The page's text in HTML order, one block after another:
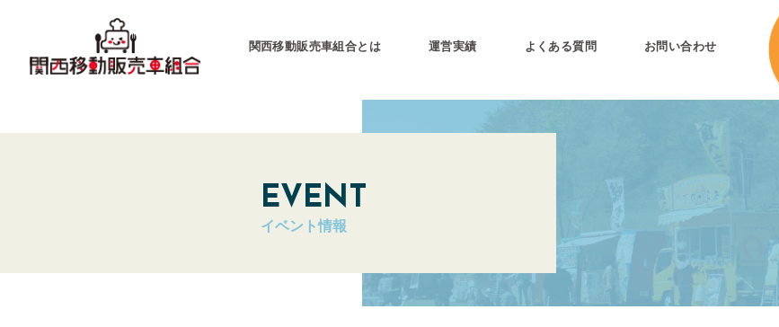
関西移動販売車組合とは
関西移動販売車組合とは
運営会社
キッチンカーグランプリ公式
運営実績 よくある質問 お問い合わせ
EVENT
イベント情報